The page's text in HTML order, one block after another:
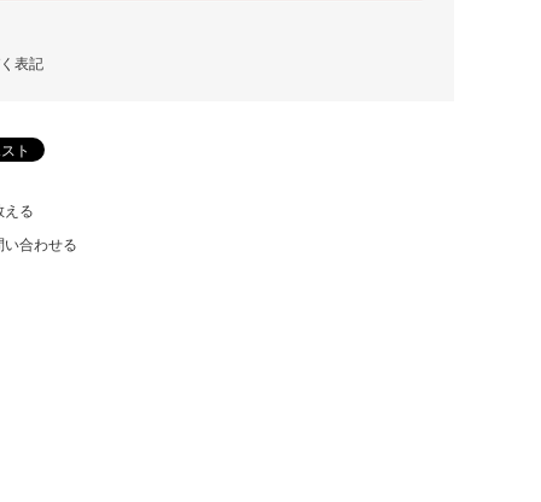
表記
える
い合わせる